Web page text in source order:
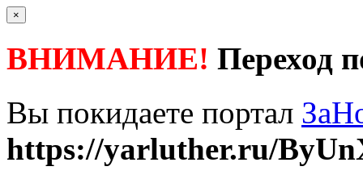
×
ВНИМАНИЕ! Переход
Вы покидаете портал
https://yarluther.ru/